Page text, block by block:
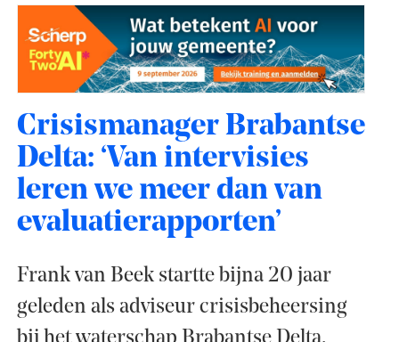
Crisismanager Brabantse
Delta: ‘Van intervisies
leren we meer dan van
evaluatierapporten’
Frank van Beek startte bijna 20 jaar
geleden als adviseur crisisbeheersing